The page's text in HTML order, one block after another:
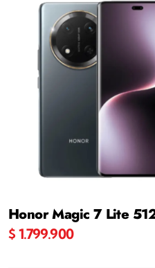
Honor Magic 7 Lite
$ 1.799.900